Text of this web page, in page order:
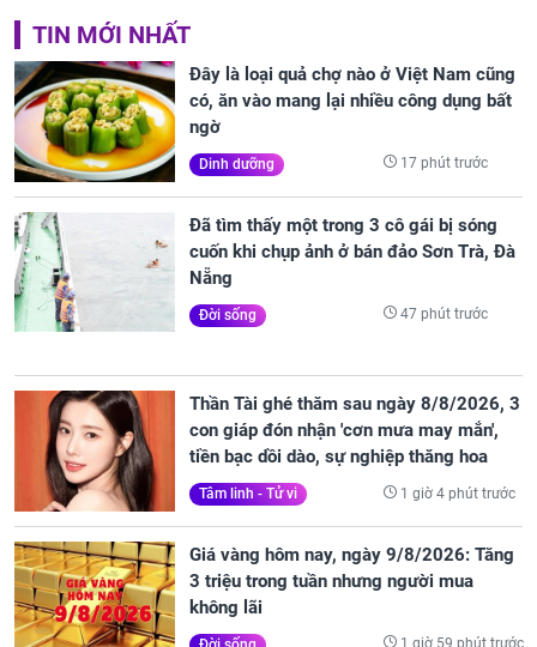
TIN MỚI NHẤT
Đây là loại quả chợ nào ở Việt Nam cũng
có, ăn vào mang lại nhiều công dụng bất
ngờ
Dinh dưỡng 17 phút trước
Đã tìm thấy một trong 3 cô gái bị sóng
cuốn khi chụp ảnh ở bán đảo Sơn Trà, Đà
Nẵng
Đời sống 47 phút trước
Thần Tài ghé thăm sau ngày 8/8/2026, 3
con giáp đón nhận 'cơn mưa may mắn',
tiền bạc dồi dào, sự nghiệp thăng hoa
Tâm linh - Tử vi 1 giờ 4 phút trước
Giá vàng hôm nay, ngày 9/8/2026: Tăng
3 triệu trong tuần nhưng người mua
không lãi